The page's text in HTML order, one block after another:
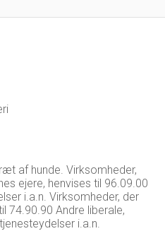
af hunde. Virksomheder,
ejere, henvises til 96.09.00
i.a.n. Virksomheder, der
74.90.90 Andre liberale,
i.a.n.